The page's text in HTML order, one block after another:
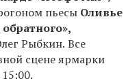
пьесы Оливье
Рыбкин. Все
сцене ярмарки